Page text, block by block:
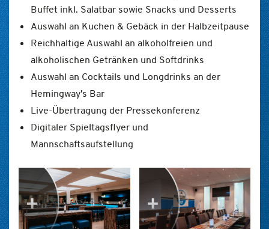
Buffet inkl. Salatbar sowie Snacks und Desserts
Auswahl an Kuchen & Gebäck in der Halbzeitpause
Reichhaltige Auswahl an alkoholfreien und
alkoholischen Getränken und Softdrinks
Auswahl an Cocktails und Longdrinks an der
Hemingway's Bar
Live-Übertragung der Pressekonferenz
Digitaler Spieltagsflyer und
Mannschaftsaufstellung